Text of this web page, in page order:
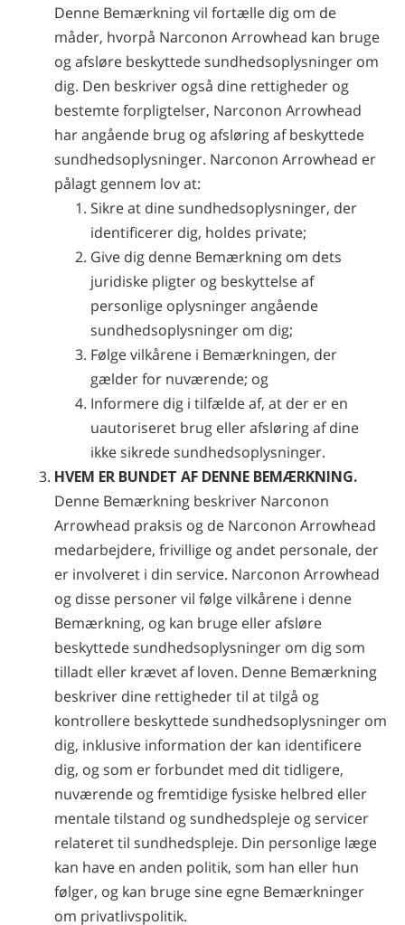
Denne Bemærkning vil fortælle dig om de
måder, hvorpå Narconon Arrowhead kan bruge
og afsløre beskyttede sundhedsoplysninger om
dig. Den beskriver også dine rettigheder og
bestemte forpligtelser, Narconon Arrowhead
har angående brug og afsløring af beskyttede
sundhedsoplysninger. Narconon Arrowhead er
pålagt gennem lov at:
Sikre at dine sundhedsoplysninger, der
identificerer dig, holdes private;
Give dig denne Bemærkning om dets
juridiske pligter og beskyttelse af
personlige oplysninger angående
sundhedsoplysninger om dig;
Følge vilkårene i Bemærkningen, der
gælder for nuværende; og
Informere dig i tilfælde af, at der er en
uautoriseret brug eller afsløring af dine
ikke sikrede sundhedsoplysninger.
HVEM ER BUNDET AF DENNE BEMÆRKNING.
Denne Bemærkning beskriver Narconon
Arrowhead praksis og de Narconon Arrowhead
medarbejdere, frivillige og andet personale, der
er involveret i din service. Narconon Arrowhead
og disse personer vil følge vilkårene i denne
Bemærkning, og kan bruge eller afsløre
beskyttede sundhedsoplysninger om dig som
tilladt eller krævet af loven. Denne Bemærkning
beskriver dine rettigheder til at tilgå og
kontrollere beskyttede sundhedsoplysninger om
dig, inklusive information der kan identificere
dig, og som er forbundet med dit tidligere,
nuværende og fremtidige fysiske helbred eller
mentale tilstand og sundhedspleje og servicer
relateret til sundhedspleje. Din personlige læge
kan have en anden politik, som han eller hun
følger, og kan bruge sine egne Bemærkninger
om privatlivspolitik.